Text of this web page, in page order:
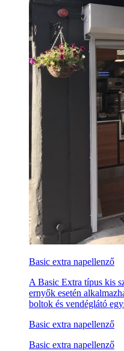
Basic extra napellenző
A Basic Extra típus kis
ernyők esetén
boltok és vendéglátó
Basic extra napellenző
Basic extra napellenző